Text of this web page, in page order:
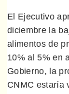
El Ejecutivo
diciembre la
alimentos de
10% al 5% en
Gobierno, la
CNMC estaría